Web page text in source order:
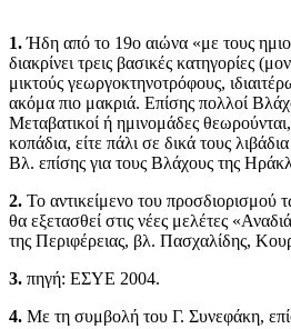
1.Ήδη από το 19ο αιώνα «με τους
διακρίνει τρεις βασικές κατηγορίες
μικτούς γεωργοκτηνοτρόφους,
ακόμα πιο μακριά. Επίσης πολλοί
Μεταβατικοί ή ημινομάδες
κοπάδια, είτε πάλι σε δικά τους
Βλ. επίσης για τους Βλάχους της
2. Το αντικείμενο του
θα εξετασθεί στις νέες μελέτες
της Περιφέρειας, βλ. Πασχαλίδης,
3. πηγή: ΕΣΥΕ 2004.
4. Με τη συμβολή του Γ. Συνεφάκη,